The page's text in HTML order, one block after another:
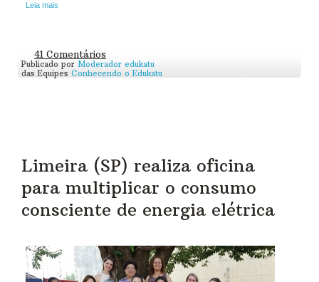
Leia mais
41 Comentários
Publicado por Moderador edukatu
das Equipes Conhecendo o Edukatu
Limeira (SP) realiza oficina
para multiplicar o consumo
consciente de energia elétrica